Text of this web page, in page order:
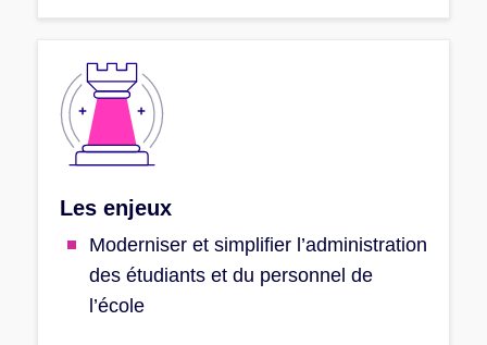
Les enjeux
Moderniser et simplifier l’administration
des étudiants et du personnel de
l’école